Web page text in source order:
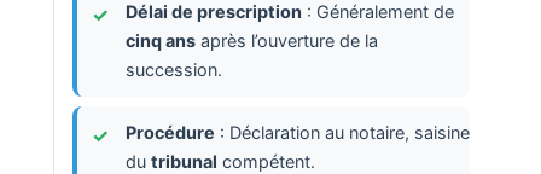
Délai de prescription : Généralement de
cinq ans après l’ouverture de la
succession.
Procédure : Déclaration au notaire, saisine
du tribunal compétent.